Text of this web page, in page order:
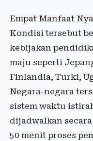
Empat Manfaat
Kondisi tersebut
kebijakan
maju seperti
Finlandia, Turki,
Negara-negara
sistem waktu
dijadwalkan
50 menit proses